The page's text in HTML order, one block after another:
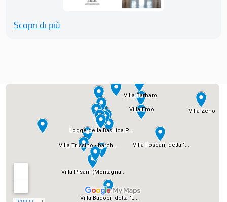
Scopri di più